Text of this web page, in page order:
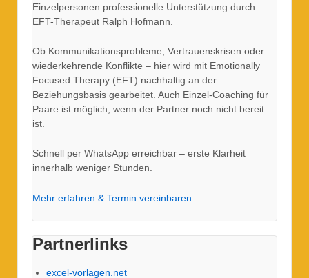
Einzelpersonen professionelle Unterstützung durch
EFT-Therapeut Ralph Hofmann.
Ob Kommunikationsprobleme, Vertrauenskrisen oder
wiederkehrende Konflikte – hier wird mit Emotionally
Focused Therapy (EFT) nachhaltig an der
Beziehungsbasis gearbeitet. Auch Einzel-Coaching für
Paare ist möglich, wenn der Partner noch nicht bereit
ist.
Schnell per WhatsApp erreichbar – erste Klarheit
innerhalb weniger Stunden.
Mehr erfahren & Termin vereinbaren
Partnerlinks
excel-vorlagen.net